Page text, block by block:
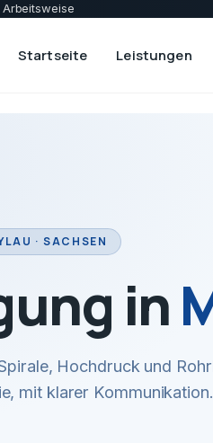
Arbeitsweise
Startseite Leistungen
· SACHSEN
in
Hochdruck und
mit klarer Kommunikation.